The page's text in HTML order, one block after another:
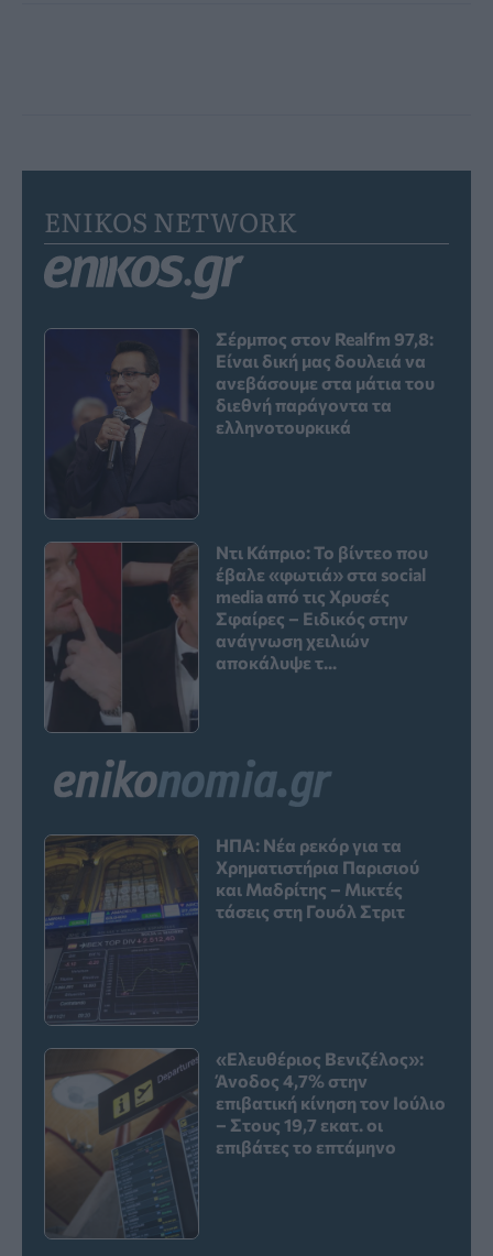
ENIKOS NETWORK
Σέρμπος στον Realfm 97,8:
Είναι δική μας δουλειά να
ανεβάσουμε στα μάτια του
διεθνή παράγοντα τα
ελληνοτουρκικά
Ντι Κάπριο: Το βίντεο που
έβαλε «φωτιά» στα social
media από τις Χρυσές
Σφαίρες – Ειδικός στην
ανάγνωση χειλιών
αποκάλυψε τ...
ΗΠΑ: Νέα ρεκόρ για τα
Χρηματιστήρια Παρισιού
και Μαδρίτης – Μικτές
τάσεις στη Γουόλ Στριτ
«Ελευθέριος Βενιζέλος»:
Άνοδος 4,7% στην
επιβατική κίνηση τον Ιούλιο
– Στους 19,7 εκατ. οι
επιβάτες το επτάμηνο